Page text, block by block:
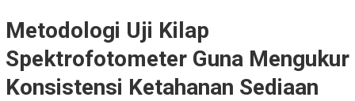
Metodologi Uji Kilap
Spektrofotometer Guna Mengukur
Konsistensi Ketahanan Sediaan